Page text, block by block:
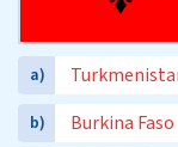
a)
b) Burkina Faso